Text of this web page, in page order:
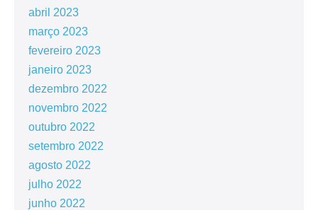
abril 2023
março 2023
fevereiro 2023
janeiro 2023
dezembro 2022
novembro 2022
outubro 2022
setembro 2022
agosto 2022
julho 2022
junho 2022